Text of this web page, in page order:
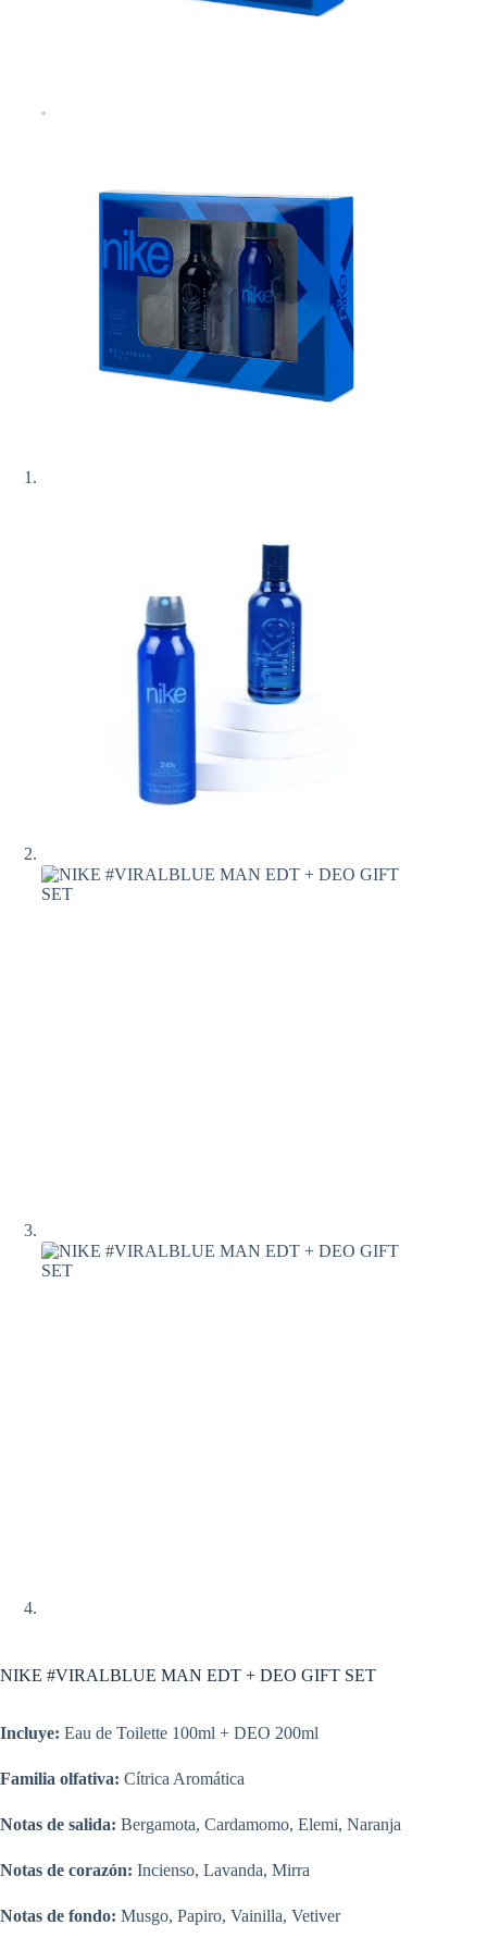
NIKE #VIRALBLUE MAN EDT + DEO GIFT SET
Incluye: Eau de Toilette 100ml + DEO 200ml
Familia olfativa: Cítrica Aromática
Notas de salida: Bergamota, Cardamomo, Elemi, Naranja
Notas de corazón: Incienso, Lavanda, Mirra
Notas de fondo: Musgo, Papiro, Vainilla, Vetiver